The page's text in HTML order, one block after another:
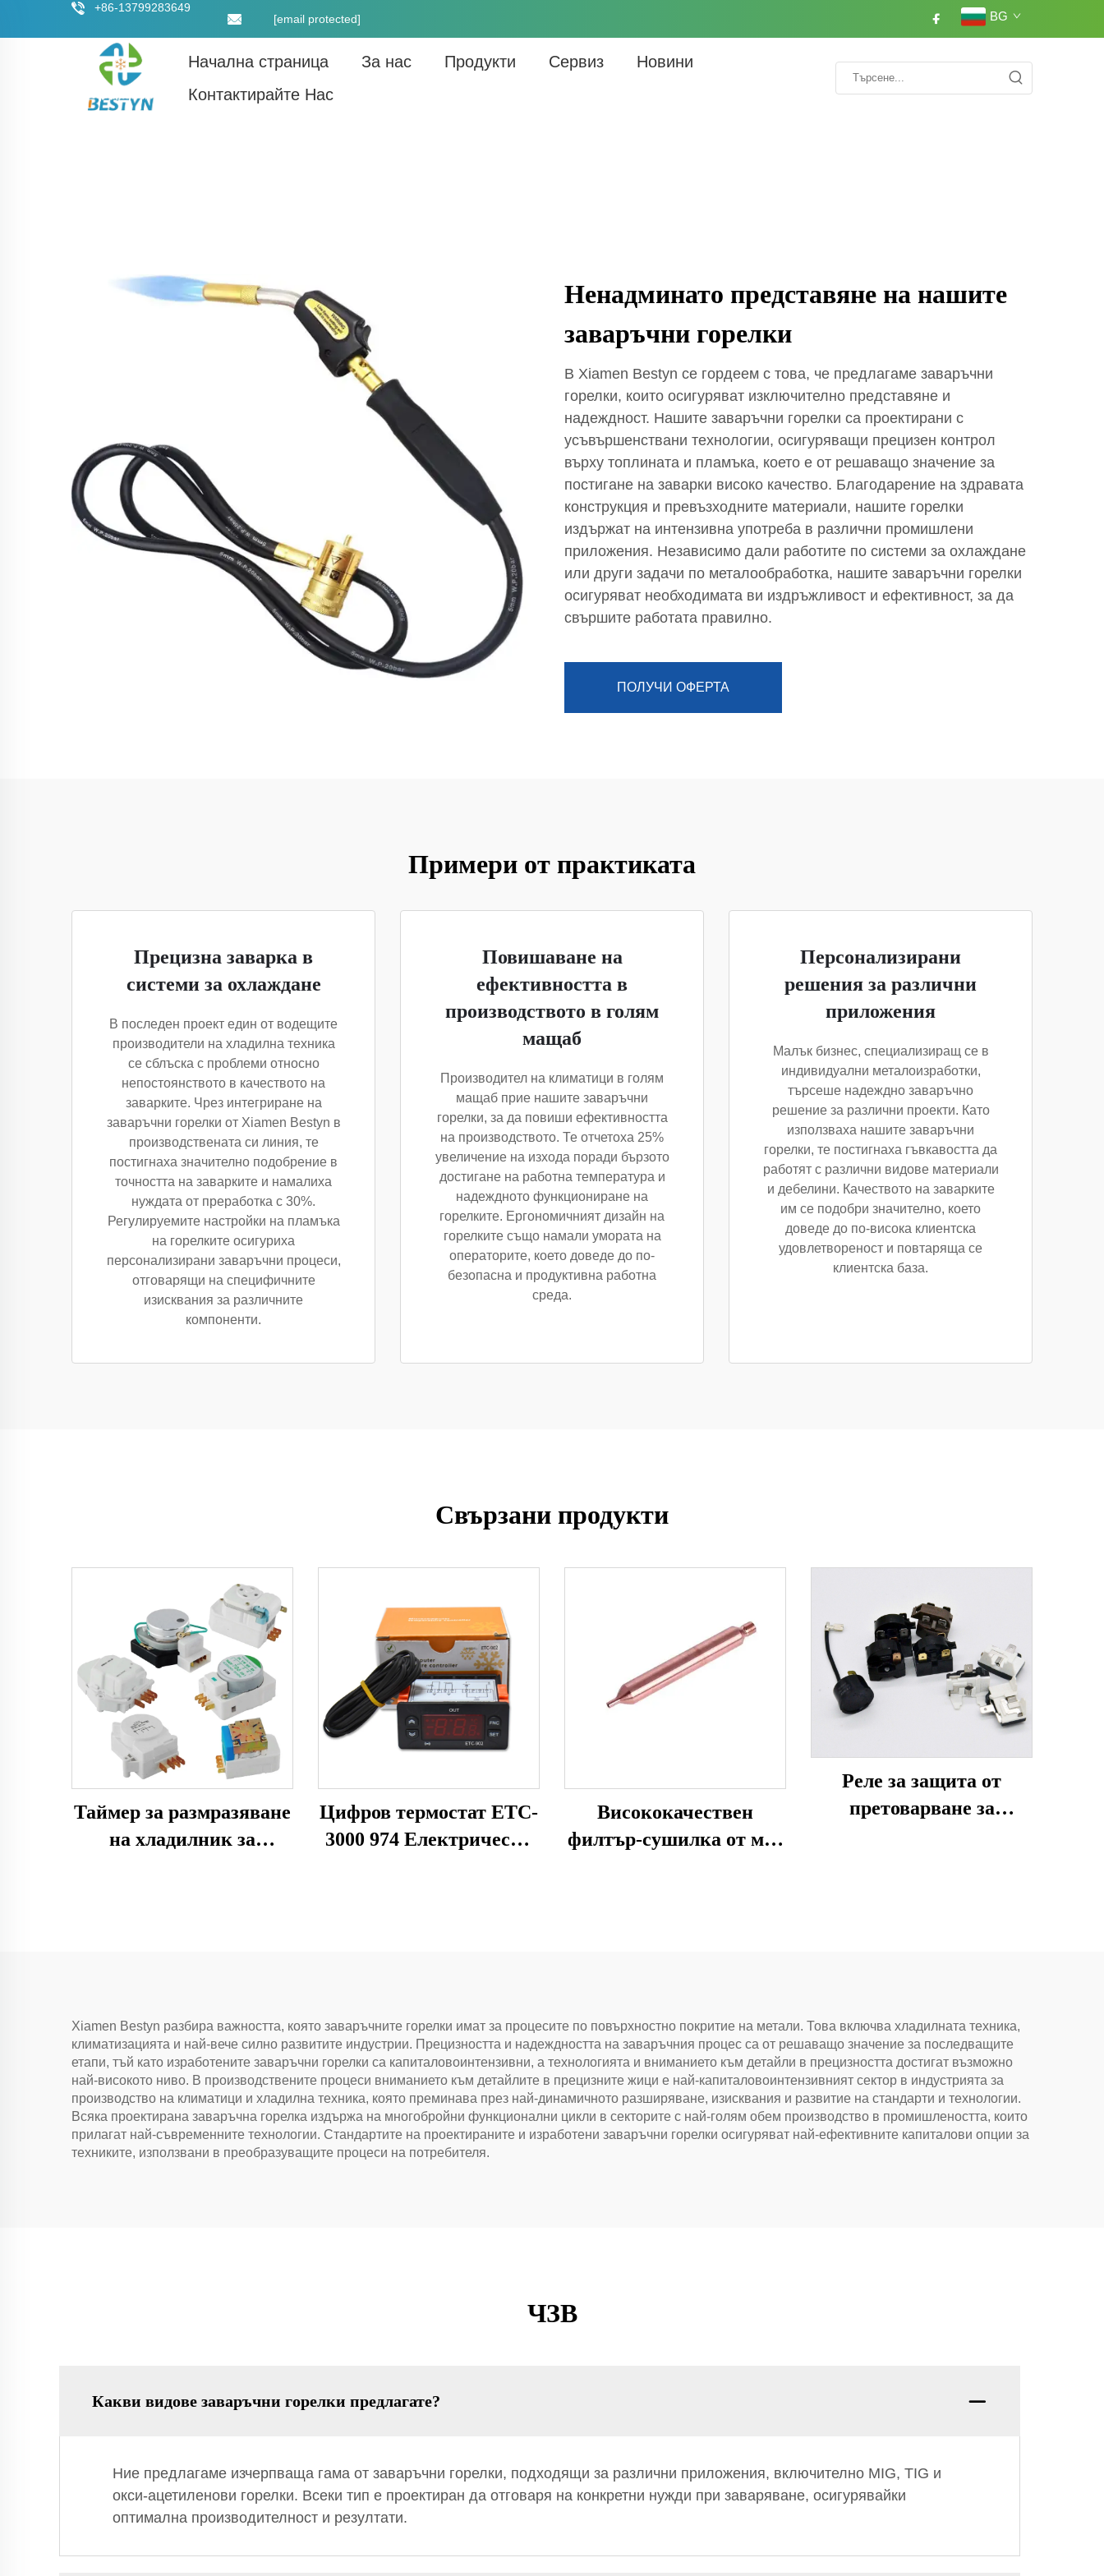
+86-13799283649
[email protected]
BG
Начална страница За нас Продукти Сервиз
Новини
Контактирайте Нас
Ненадминато представяне на нашите
заваръчни горелки
В Xiamen Bestyn се гордеем с това, че предлагаме заваръчни
горелки, които осигуряват изключително представяне и
надеждност. Нашите заваръчни горелки са проектирани с
усъвършенствани технологии, осигуряващи прецизен контрол
върху топлината и пламъка, което е от решаващо значение за
постигане на заварки високо качество. Благодарение на здравата
конструкция и превъзходните материали, нашите горелки
издържат на интензивна употреба в различни промишлени
приложения. Независимо дали работите по системи за охлаждане
или други задачи по металообработка, нашите заваръчни горелки
осигуряват необходимата ви издръжливост и ефективност, за да
свършите работата правилно.
ПОЛУЧИ ОФЕРТА
Примери от практиката
Прецизна заварка в
системи за охлаждане
В последен проект един от водещите
производители на хладилна техника
се сблъска с проблеми относно
непостоянството в качеството на
заварките. Чрез интегриране на
заваръчни горелки от Xiamen Bestyn в
производствената си линия, те
постигнаха значително подобрение в
точността на заварките и намалиха
нуждата от преработка с 30%.
Регулируемите настройки на пламъка
на горелките осигуриха
персонализирани заваръчни процеси,
отговарящи на специфичните
изисквания за различните
компоненти.
Повишаване на
ефективността в
производството в голям
мащаб
Производител на климатици в голям
мащаб прие нашите заваръчни
горелки, за да повиши ефективността
на производството. Те отчетоха 25%
увеличение на изхода поради бързото
достигане на работна температура и
надеждното функциониране на
горелките. Ергономичният дизайн на
горелките също намали умората на
операторите, което доведе до по-
безопасна и продуктивна работна
среда.
Персонализирани
решения за различни
приложения
Малък бизнес, специализиращ се в
индивидуални металоизработки,
търсеше надеждно заваръчно
решение за различни проекти. Като
използваха нашите заваръчни
горелки, те постигнаха гъвкавостта да
работят с различни видове материали
и дебелини. Качеството на заварките
им се подобри значително, което
доведе до по-висока клиентска
удовлетвореност и повтаряща се
клиентска база.
Свързани продукти
Таймер за размразяване
на хладилник за
Цифров термостат ETC-
3000 974 Електрически
Висококачествен
филтър-сушилка от мед
Реле за защита от
претоварване за
Xiamen Bestyn разбира важността, която заваръчните горелки имат за процесите по повърхностно покритие на метали. Това включва хладилната техника,
климатизацията и най-вече силно развитите индустрии. Прецизността и надеждността на заваръчния процес са от решаващо значение за последващите
етапи, тъй като изработените заваръчни горелки са капиталовоинтензивни, а технологията и вниманието към детайли в прецизността достигат възможно
най-високото ниво. В производствените процеси вниманието към детайлите в прецизните жици е най-капиталовоинтензивният сектор в индустрията за
производство на климатици и хладилна техника, която преминава през най-динамичното разширяване, изисквания и развитие на стандарти и технологии.
Всяка проектирана заваръчна горелка издържа на многобройни функционални цикли в секторите с най-голям обем производство в промишлеността, които
прилагат най-съвременните технологии. Стандартите на проектираните и изработени заваръчни горелки осигуряват най-ефективните капиталови опции за
техниките, използвани в преобразуващите процеси на потребителя.
ЧЗВ
Какви видове заваръчни горелки предлагате?
Ние предлагаме изчерпваща гама от заваръчни горелки, подходящи за различни приложения, включително MIG, TIG и
окси-ацетиленови горелки. Всеки тип е проектиран да отговаря на конкретни нужди при заваряване, осигурявайки
оптимална производителност и резултати.